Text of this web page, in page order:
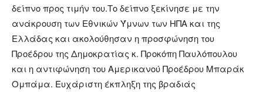
δείπνο προς τιμήν του.Το δείπνο ξεκίνησε με την
ανάκρουση των Εθνικών Ύμνων των ΗΠΑ και της
Ελλάδας και ακολούθησαν η προσφώνηση του
Προέδρου της Δημοκρατίας κ. Προκόπη Παυλόπουλου
και η αντιφώνηση του Αμερικανού Προέδρου Μπαράκ
Ομπάμα. Ευχάριστη έκπληξη της βραδιάς